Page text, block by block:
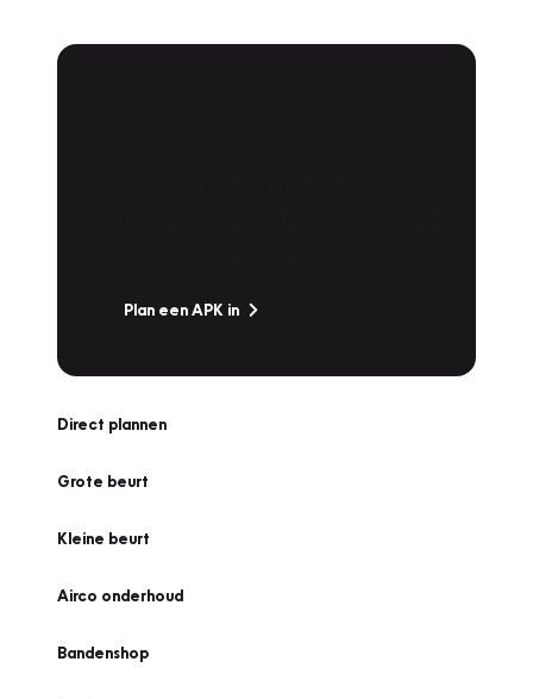
Plan een APK in
Direct plannen
Grote beurt
Kleine beurt
Airco onderhoud
Bandenshop